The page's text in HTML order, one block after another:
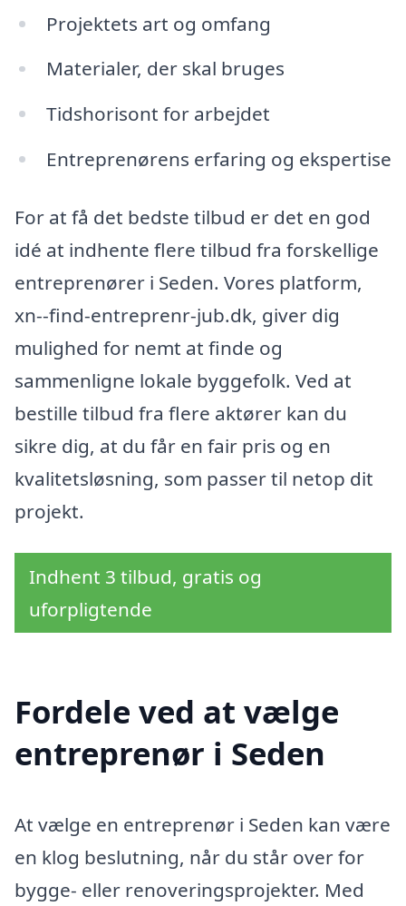
Projektets art og omfang
Materialer, der skal bruges
Tidshorisont for arbejdet
Entreprenørens erfaring og ekspertise
For at få det bedste tilbud er det en god
idé at indhente flere tilbud fra forskellige
entreprenører i Seden. Vores platform,
xn--find-entreprenr-jub.dk, giver dig
mulighed for nemt at finde og
sammenligne lokale byggefolk. Ved at
bestille tilbud fra flere aktører kan du
sikre dig, at du får en fair pris og en
kvalitetsløsning, som passer til netop dit
projekt.
Indhent 3 tilbud, gratis og
uforpligtende
Fordele ved at vælge
entreprenør i Seden
At vælge en entreprenør i Seden kan være
en klog beslutning, når du står over for
bygge- eller renoveringsprojekter. Med